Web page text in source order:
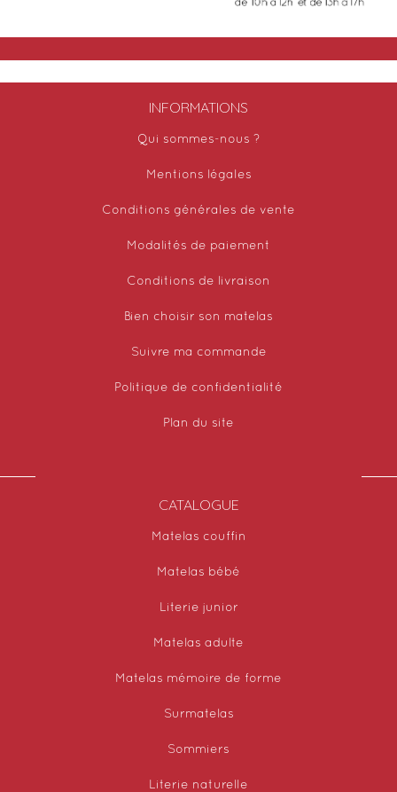
INFORMATIONS
Qui sommes-nous ?
Mentions légales
Conditions générales de vente
Modalités de paiement
Conditions de livraison
Bien choisir son matelas
Suivre ma commande
Politique de confidentialité
Plan du site
CATALOGUE
Matelas couffin
Matelas bébé
Literie junior
Matelas adulte
Matelas mémoire de forme
Surmatelas
Sommiers
Literie naturelle